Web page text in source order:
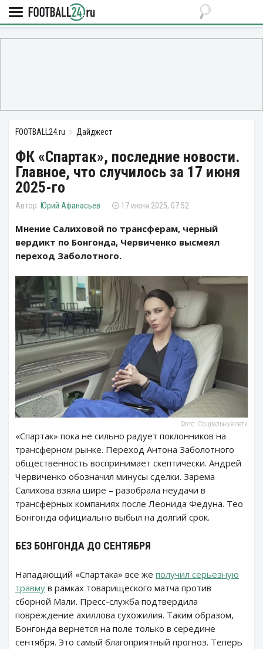
FOOTBALL24.ru Дайджест
ФК «Спартак», последние новости.
Главное, что случилось за 17 июня
2025-го
Юрий Афанасьев 17 июня 2025, 07:52
Мнение Салиховой по трансферам, черный
вердикт по Бонгонда, Червиченко высмеял
переход Заболотного.
Фото: Социальные сети
«Спартак» пока не сильно радует поклонников на
трансферном рынке. Переход Антона Заболотного
общественность воспринимает скептически. Андрей
Червиченко обозначил минусы сделки. Зарема
Салихова взяла шире – разобрала неудачи в
трансферных компаниях после Леонида Федуна. Тео
Бонгонда официально выбыл на долгий срок.
БЕЗ БОНГОНДА ДО СЕНТЯБРЯ
Нападающий «Спартака» все же получил серьезную
травму в рамках товарищеского матча против
сборной Мали. Пресс-служба подтвердила
повреждение ахиллова сухожилия. Таким образом,
Бонгонда вернется на поле только в середине
сентября. Это самый благоприятный прогноз. Теперь